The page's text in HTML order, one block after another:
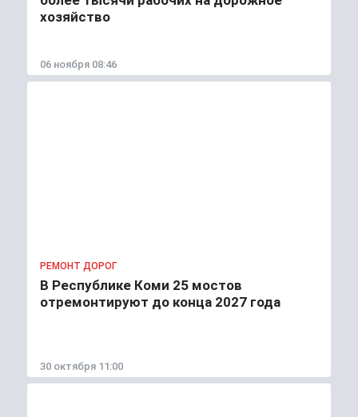
хозяйство
06 ноября 08:46
РЕМОНТ ДОРОГ
В Республике Коми 25 мостов
отремонтируют до конца 2027 года
30 октября 11:00